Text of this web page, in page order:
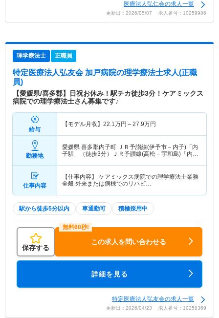
医療法人弘仁会の求人一覧
更新日：2026/05/07 求人番号：10259986
理学療法士 正職員
特定医療法人弘友会 加戸病院の理学療法士求人(正職
員)
【愛媛県/喜多郡】日祝お休み！駅チカ徒歩3分！ケアミックス
病院での理学療法士さん募集です♪
給与
【モデル月収】 22.1万円～27.9万円
勤務地
愛媛県 喜多郡内子町 ＪＲ予讃線(伊予市－内子)「内
子駅」（徒歩3分）ＪＲ予讃線(高松－宇和島)「内子
仕事内容
【仕事内容】 ケアミックス病院での理学療法士業務
全般 外来または病棟でのリハビ…
駅から徒歩5分以内 車通勤可 積極採用中
保存する
この求人を問い合わせる
詳細を見る
特定医療法人弘友会の求人一覧
更新日：2026/04/23 求人番号：10258369